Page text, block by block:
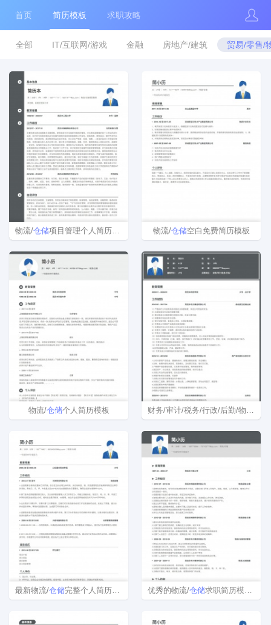
首页 简历模板 求职攻略
全部 IT/互联网/游戏 金融 房地产/建筑 贸易/零售/
物流/仓储项目管理个人简历模板范文 物流/仓储空白免费简历模板
物流/仓储个人简历模板 财务/审计/税务/行政/后勤/物流/
最新物流/仓储完整个人简历样本 优秀的物流/仓储求职简历模板下载